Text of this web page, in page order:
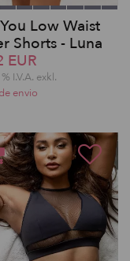
Low Waist
Shorts - Luna
EUR
I.V.A. exkl.
envio